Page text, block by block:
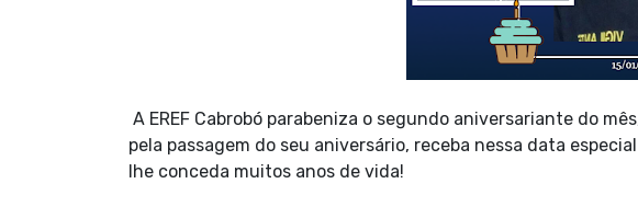
A EREF Cabrobó parabeniza o segundo aniversariante do
pela passagem do seu aniversário, receba nessa data
lhe conceda muitos anos de vida!